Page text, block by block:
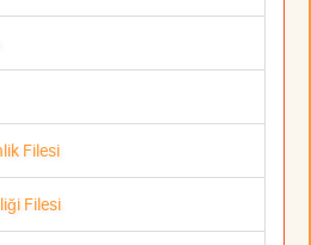
Filesi
Filesi